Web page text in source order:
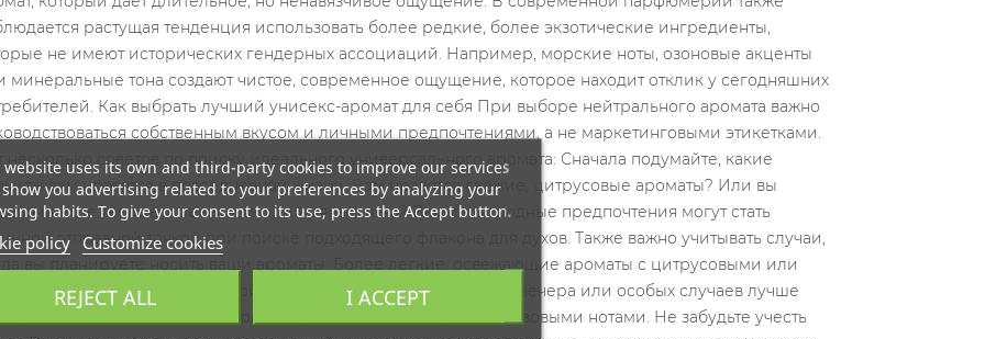
website uses its own and third-party cookies to improve our services
you advertising related to your preferences by analyzing your
habits. To give your consent to its use, press the Accept button.
policy Customize cookies
REJECT ALL I ACCEPT